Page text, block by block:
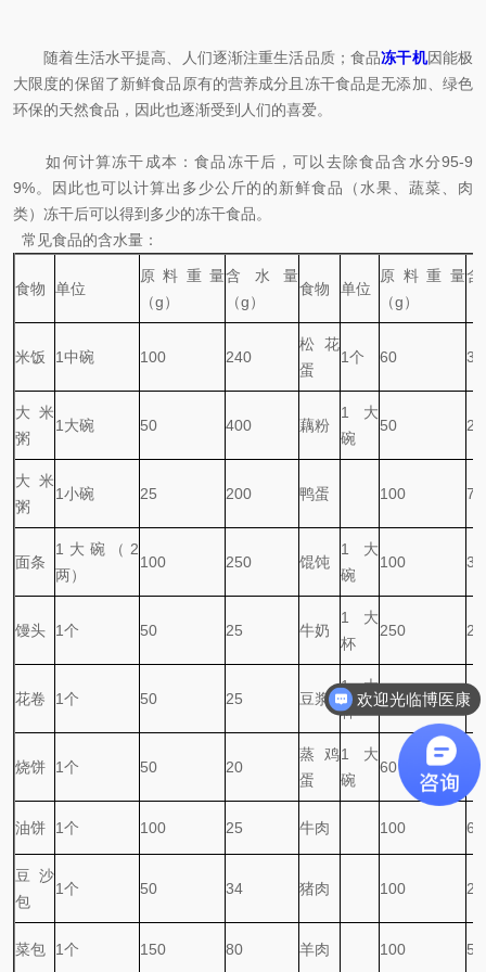
随着生活水平提高、人们逐渐注重生活品质；食品冻干机因能极
大限度的保留了新鲜食品原有的营养成分且冻干食品是无添加、绿色
环保的天然食品，因此也逐渐受到人们的喜爱。
如何计算冻干成本：食品冻干后，可以去除食品含水分95-9
9%。因此也可以计算出多少公斤的的新鲜食品（水果、蔬菜、肉
类）冻干后可以得到多少的冻干食品。
常见食品的含水量：
食物 单位
原料重量
（g）
含水量
（g）
食物 单位
原料重量
（g）
米饭 1中碗 100 240
松花
蛋
1个 60 34
大米
粥
1 大碗 50 400 藕粉
1
大
碗
50
大米
粥
1小碗 25 200 鸭蛋 100 72
面条
1 大碗（ 2
两）
100 250 馄饨
1
大
碗
100
馒头 1个 50 25 牛奶
1
大
杯
250
花卷 1个 50 25 豆浆
1大
杯
250
烧饼 1个 50 20
蒸鸡
蛋
1
大
碗
60
油饼 1个 100 25 牛肉 100 69
豆沙
包
1个 50 34 猪肉 100 29
菜包 1个 150 80 羊肉 100 59
欢迎光临博医康